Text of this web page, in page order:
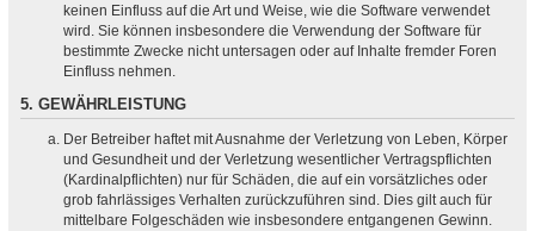
keinen Einfluss auf die Art und Weise, wie die Software verwendet
wird. Sie können insbesondere die Verwendung der Software für
bestimmte Zwecke nicht untersagen oder auf Inhalte fremder Foren
Einfluss nehmen.
5. GEWÄHRLEISTUNG
Der Betreiber haftet mit Ausnahme der Verletzung von Leben, Körper
und Gesundheit und der Verletzung wesentlicher Vertragspflichten
(Kardinalpflichten) nur für Schäden, die auf ein vorsätzliches oder
grob fahrlässiges Verhalten zurückzuführen sind. Dies gilt auch für
mittelbare Folgeschäden wie insbesondere entgangenen Gewinn.